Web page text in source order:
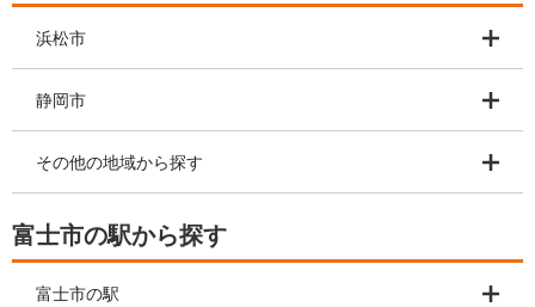
浜松市
静岡市
その他の地域から探す
富士市の駅から探す
富士市の駅